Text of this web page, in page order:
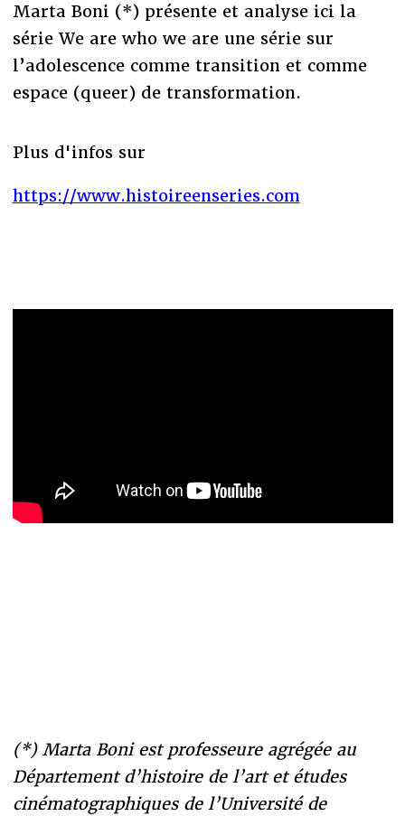
Marta Boni (*) présente et analyse ici la
série We are who we are une série sur
l’adolescence comme transition et comme
espace (queer) de transformation.
Plus d'infos sur
https://www.histoireenseries.com
(*) Marta Boni est professeure agrégée au
Département d’histoire de l’art et études
cinématographiques de l’Université de